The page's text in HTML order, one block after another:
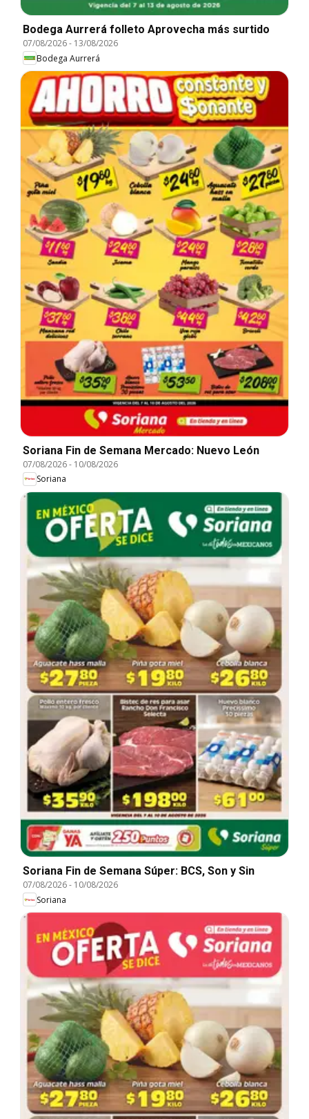
Bodega Aurrerá folleto Aprovecha más surtido
07/08/2026- 13/08/2026
Bodega Aurrerá
Soriana Fin de Semana Mercado: Nuevo León
07/08/2026- 10/08/2026
Soriana
Soriana Fin de Semana Súper: BCS, Son y Sin
07/08/2026- 10/08/2026
Soriana